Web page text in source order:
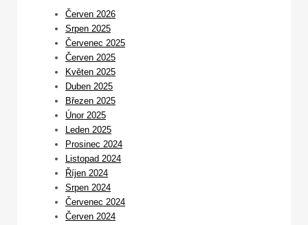
Červen 2026
Srpen 2025
Červenec 2025
Červen 2025
Květen 2025
Duben 2025
Březen 2025
Únor 2025
Leden 2025
Prosinec 2024
Listopad 2024
Říjen 2024
Srpen 2024
Červenec 2024
Červen 2024